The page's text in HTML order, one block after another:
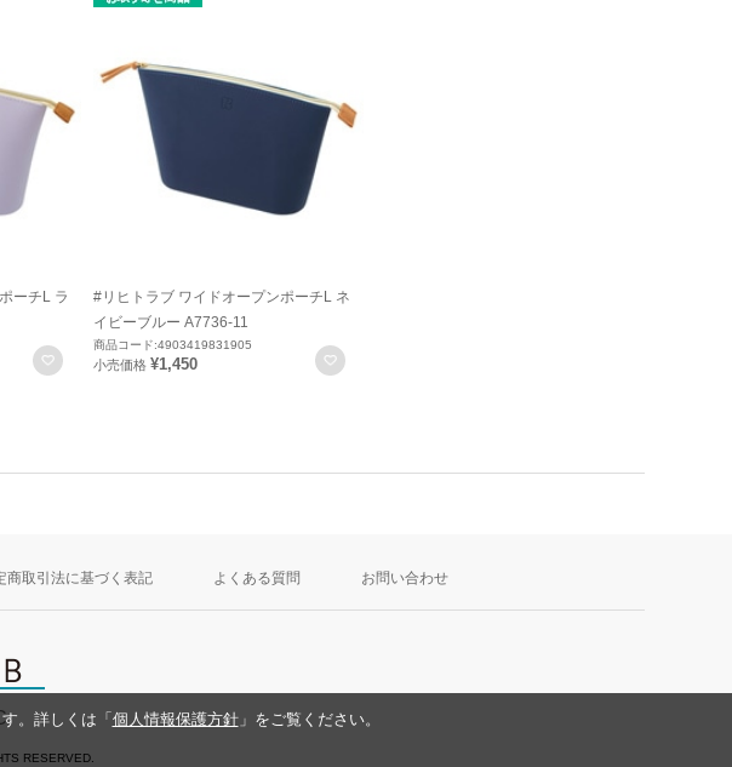
ーチL ラ
お気に入りに登録
#リヒトラブ ワイドオープンポーチL ネ
イビーブルー A7736-11
商品コード:4903419831905
小売価格 ¥1,450 お気に入りに登録
商取引法に基づく表記 よくある質問 お問い合わせ
RESERVED.
。詳しくは「 個人情報保護方針」をご覧ください。